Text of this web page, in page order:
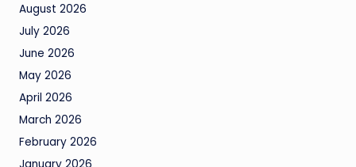
August 2026
July 2026
June 2026
May 2026
April 2026
March 2026
February 2026